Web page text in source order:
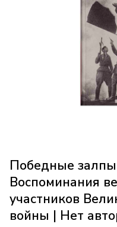
Победные залпы
Воспоминания
участников
войны | Нет